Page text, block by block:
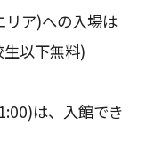
ア)への入場は
以下無料)
は、入館でき